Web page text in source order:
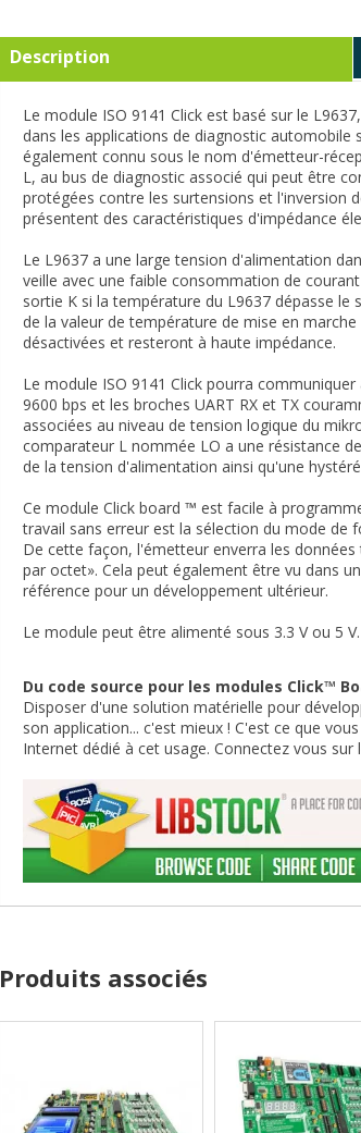
Description
Le module ISO 9141 Click est basé sur le
dans les applications de diagnostic automobile
également connu sous le nom d'émetteur-
L, au bus de diagnostic associé qui peut être
protégées contre les surtensions et l'inversion
présentent des caractéristiques d'impédance
Le L9637 a une large tension d'alimentation
veille avec une faible consommation de
sortie K si la température du L9637 dépasse
de la valeur de température de mise en
désactivées et resteront à haute impédance.
Le module ISO 9141 Click pourra
9600 bps et les broches UART RX et TX
associées au niveau de tension logique du
comparateur L nommée LO a une résistance
de la tension d'alimentation ainsi qu'une
Ce module Click board ™ est facile à
travail sans erreur est la sélection du mode
De cette façon, l'émetteur enverra les
par octet». Cela peut également être vu dans
référence pour un développement ultérieur.
Le module peut être alimenté sous 3.3 V ou 5 V.
Du code source pour les modules Click™
Disposer d'une solution matérielle pour
son application... c'est mieux ! C'est ce que
Internet dédié à cet usage. Connectez vous sur
Produits associés